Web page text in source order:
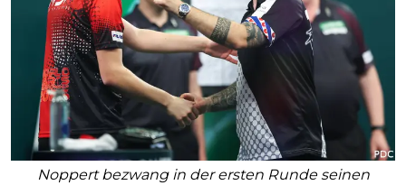
Noppert bezwang in der ersten Runde seinen